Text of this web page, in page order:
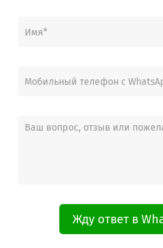
Жду ответ в